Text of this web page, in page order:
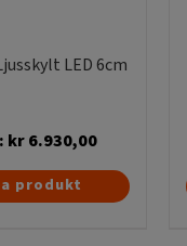
LED 6cm
kr6.930,00
Den
här
produkt